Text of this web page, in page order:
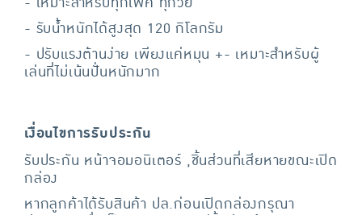
- รับน้ำหนักได้สูงสุด 120 กิโลกรัม
- ปรับแรงต้านง่าย เพียงแค่หมุน +- เหมาะสำหรับผู้
เล่นที่ไม่เน้นปั่นหนักมาก
เงื่อนไขการรับประกัน
รับประกัน หน้าจอมอนิเตอร์ ,ชิ้นส่วนที่เสียหายขณะเปิด
กล่อง
หากลูกค้าได้รับสินค้า ปล.ก่อนเปิดกล่องกรุณา